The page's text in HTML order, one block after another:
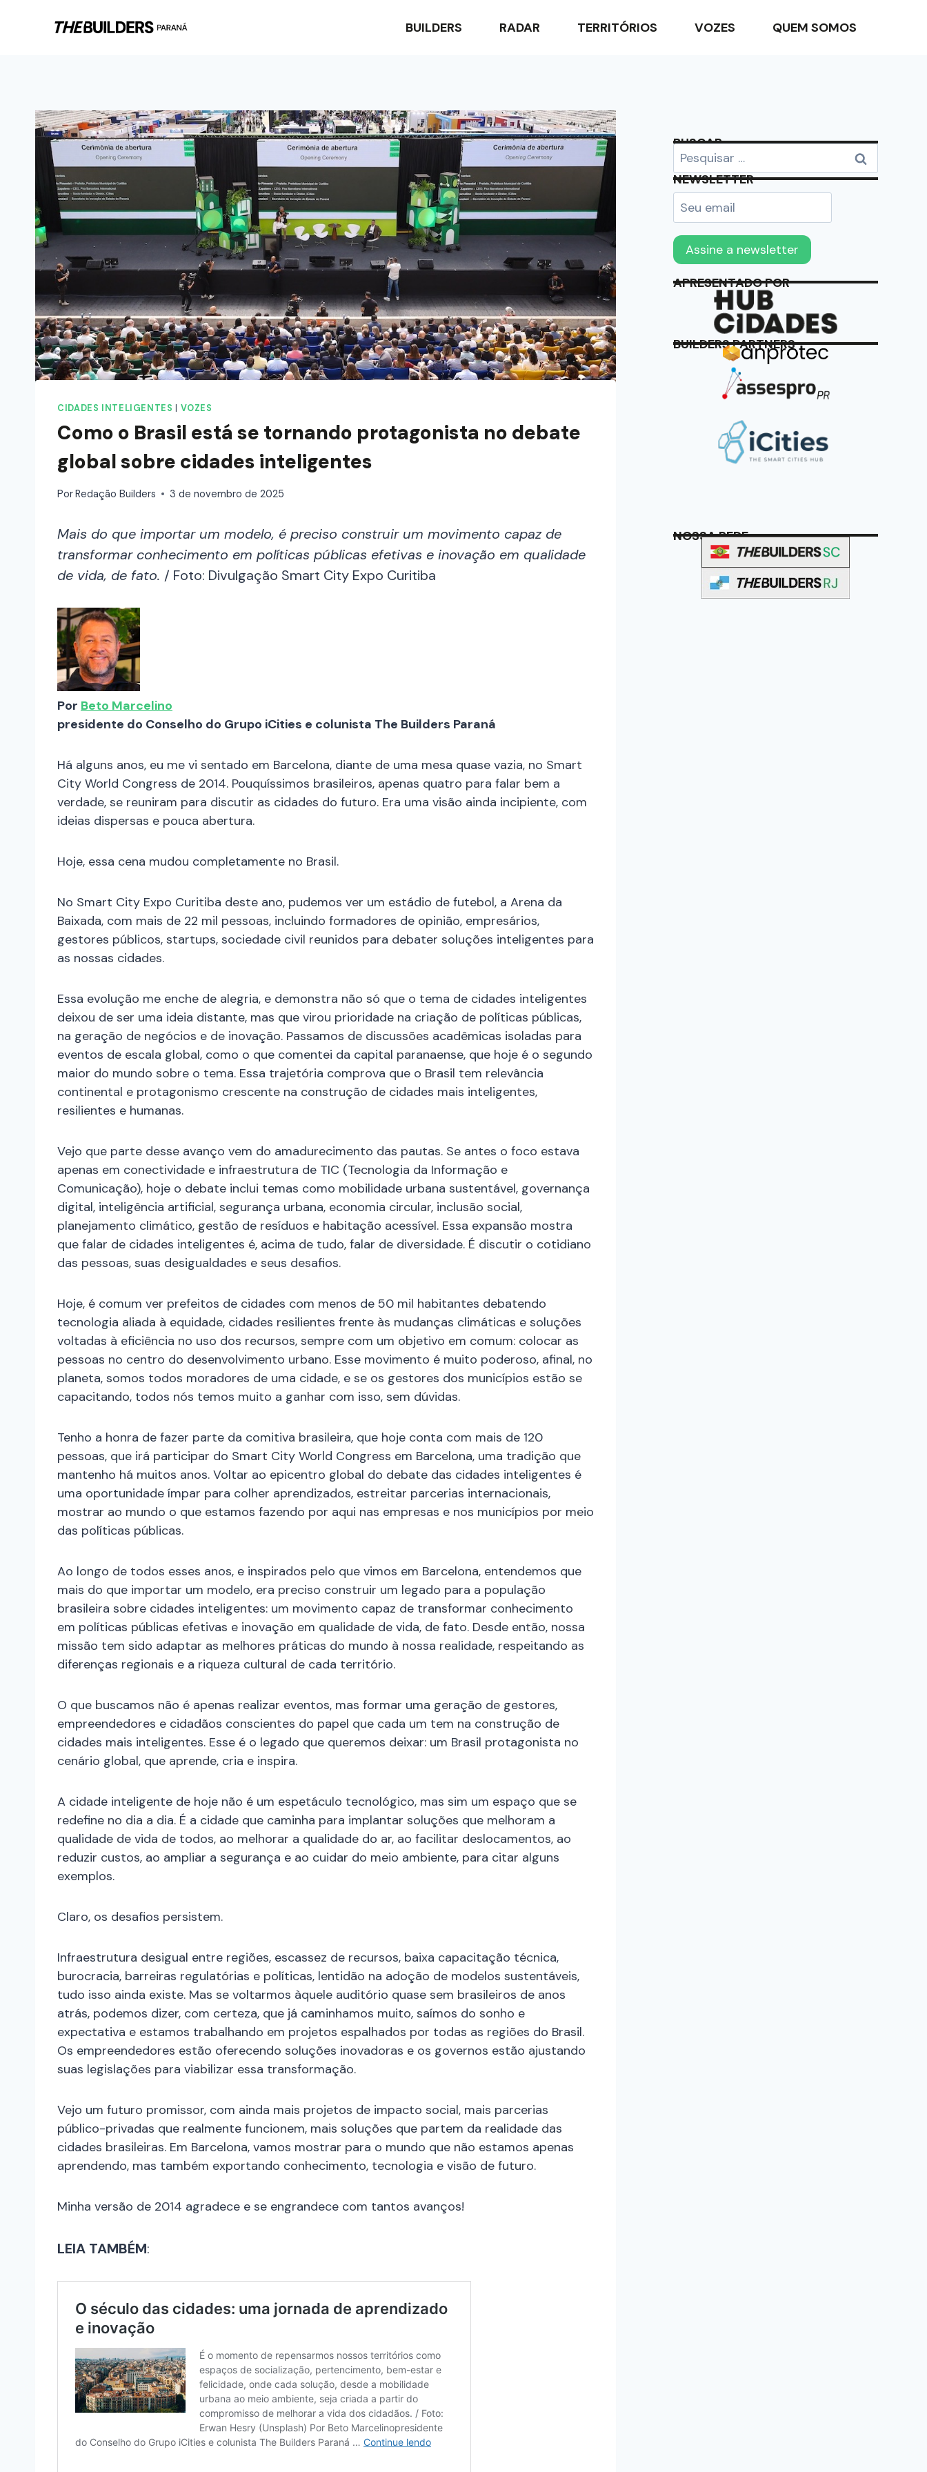
BUILDERS RADAR TERRITÓRIOS VOZES QUEM SOMOS
CIDADES INTELIGENTES VOZES
Como o Brasil está se tornando protagonista no debate
global sobre cidades inteligentes
PorRedação Builders 3 de novembro de 2025
Mais do que importar um modelo, é preciso construir um movimento capaz de
transformar conhecimento em políticas públicas efetivas e inovação em qualidade
de vida, de fato. / Foto: Divulgação Smart City Expo Curitiba
Por Beto Marcelino
presidente do Conselho do Grupo iCities e colunista The Builders Paraná
Há alguns anos, eu me vi sentado em Barcelona, diante de uma mesa quase vazia, no Smart
City World Congress de 2014. Pouquíssimos brasileiros, apenas quatro para falar bem a
verdade, se reuniram para discutir as cidades do futuro. Era uma visão ainda incipiente, com
ideias dispersas e pouca abertura.
Hoje, essa cena mudou completamente no Brasil.
No Smart City Expo Curitiba deste ano, pudemos ver um estádio de futebol, a Arena da
Baixada, com mais de 22 mil pessoas, incluindo formadores de opinião, empresários,
gestores públicos, startups, sociedade civil reunidos para debater soluções inteligentes para
as nossas cidades.
Essa evolução me enche de alegria, e demonstra não só que o tema de cidades inteligentes
deixou de ser uma ideia distante, mas que virou prioridade na criação de políticas públicas,
na geração de negócios e de inovação. Passamos de discussões acadêmicas isoladas para
eventos de escala global, como o que comentei da capital paranaense, que hoje é o segundo
maior do mundo sobre o tema. Essa trajetória comprova que o Brasil tem relevância
continental e protagonismo crescente na construção de cidades mais inteligentes,
resilientes e humanas.
Vejo que parte desse avanço vem do amadurecimento das pautas. Se antes o foco estava
apenas em conectividade e infraestrutura de TIC (Tecnologia da Informação e
Comunicação), hoje o debate inclui temas como mobilidade urbana sustentável, governança
digital, inteligência artificial, segurança urbana, economia circular, inclusão social,
planejamento climático, gestão de resíduos e habitação acessível. Essa expansão mostra
que falar de cidades inteligentes é, acima de tudo, falar de diversidade. É discutir o cotidiano
das pessoas, suas desigualdades e seus desafios.
Hoje, é comum ver prefeitos de cidades com menos de 50 mil habitantes debatendo
tecnologia aliada à equidade, cidades resilientes frente às mudanças climáticas e soluções
voltadas à eficiência no uso dos recursos, sempre com um objetivo em comum: colocar as
pessoas no centro do desenvolvimento urbano. Esse movimento é muito poderoso, afinal, no
planeta, somos todos moradores de uma cidade, e se os gestores dos municípios estão se
capacitando, todos nós temos muito a ganhar com isso, sem dúvidas.
Tenho a honra de fazer parte da comitiva brasileira, que hoje conta com mais de 120
pessoas, que irá participar do Smart City World Congress em Barcelona, uma tradição que
mantenho há muitos anos. Voltar ao epicentro global do debate das cidades inteligentes é
uma oportunidade ímpar para colher aprendizados, estreitar parcerias internacionais,
mostrar ao mundo o que estamos fazendo por aqui nas empresas e nos municípios por meio
das políticas públicas.
Ao longo de todos esses anos, e inspirados pelo que vimos em Barcelona, entendemos que
mais do que importar um modelo, era preciso construir um legado para a população
brasileira sobre cidades inteligentes: um movimento capaz de transformar conhecimento
em políticas públicas efetivas e inovação em qualidade de vida, de fato. Desde então, nossa
missão tem sido adaptar as melhores práticas do mundo à nossa realidade, respeitando as
diferenças regionais e a riqueza cultural de cada território.
O que buscamos não é apenas realizar eventos, mas formar uma geração de gestores,
empreendedores e cidadãos conscientes do papel que cada um tem na construção de
cidades mais inteligentes. Esse é o legado que queremos deixar: um Brasil protagonista no
cenário global, que aprende, cria e inspira.
A cidade inteligente de hoje não é um espetáculo tecnológico, mas sim um espaço que se
redefine no dia a dia. É a cidade que caminha para implantar soluções que melhoram a
qualidade de vida de todos, ao melhorar a qualidade do ar, ao facilitar deslocamentos, ao
reduzir custos, ao ampliar a segurança e ao cuidar do meio ambiente, para citar alguns
exemplos.
Claro, os desafios persistem.
Infraestrutura desigual entre regiões, escassez de recursos, baixa capacitação técnica,
burocracia, barreiras regulatórias e políticas, lentidão na adoção de modelos sustentáveis,
tudo isso ainda existe. Mas se voltarmos àquele auditório quase sem brasileiros de anos
atrás, podemos dizer, com certeza, que já caminhamos muito, saímos do sonho e
expectativa e estamos trabalhando em projetos espalhados por todas as regiões do Brasil.
Os empreendedores estão oferecendo soluções inovadoras e os governos estão ajustando
suas legislações para viabilizar essa transformação.
Vejo um futuro promissor, com ainda mais projetos de impacto social, mais parcerias
público-privadas que realmente funcionem, mais soluções que partem da realidade das
cidades brasileiras. Em Barcelona, vamos mostrar para o mundo que não estamos apenas
aprendendo, mas também exportando conhecimento, tecnologia e visão de futuro.
Minha versão de 2014 agradece e se engrandece com tantos avanços!
LEIA TAMBÉM:
BUSCAR
NEWSLETTER
APRESENTADO POR
BUILDERS PARTNERS
NOSSA REDE